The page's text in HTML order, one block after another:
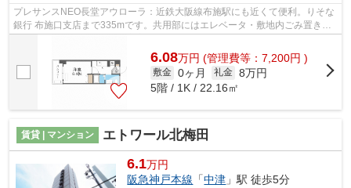
プレサンスNEO長堂アウローラ：近鉄大阪線布施駅にも近くて便利。りそな
銀行 布施口支店まで335mです。共用部にはエレベータ・敷地内ごみ置き場
6.08万円 (管理費等：7,200円 )
敷金 0ヶ月 礼金 8万円
5階 / 1K / 22.16㎡
賃貸 | マンション エトワール北梅田
6.1万円
阪急神戸本線 「中津 」駅 徒歩5分